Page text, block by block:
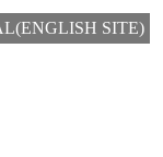
SITE)